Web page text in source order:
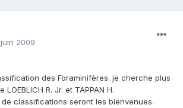
juin 2009
des Foraminifères. je cherche plus
R. Jr. et TAPPAN H.
classifications seront les bienvenues.